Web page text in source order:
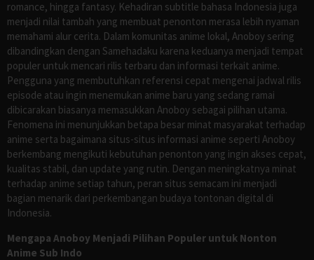
romance, hingga fantasy. Kehadiran subtitle bahasa Indonesia juga
menjadi nilai tambah yang membuat penonton merasa lebih nyaman
memahami alur cerita. Dalam komunitas anime lokal, Anoboy sering
dibandingkan dengan Samehadaku karena keduanya menjadi tempat
populer untuk mencari rilis terbaru dan informasi terkait anime.
Pengguna yang membutuhkan referensi cepat mengenai jadwal rilis
episode atau ingin menemukan anime baru yang sedang ramai
dibicarakan biasanya memasukkan Anoboy sebagai pilihan utama.
Fenomena ini menunjukkan betapa besar minat masyarakat terhadap
anime serta bagaimana situs-situs informasi anime seperti Anoboy
berkembang mengikuti kebutuhan penonton yang ingin akses cepat,
kualitas stabil, dan update yang rutin. Dengan meningkatnya minat
terhadap anime setiap tahun, peran situs semacam ini menjadi
bagian menarik dari perkembangan budaya tontonan digital di
Indonesia.
Mengapa Anoboy Menjadi Pilihan Populer untuk Nonton
Anime Sub Indo